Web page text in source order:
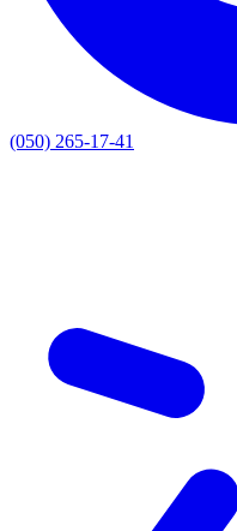
(050) 265-17-41